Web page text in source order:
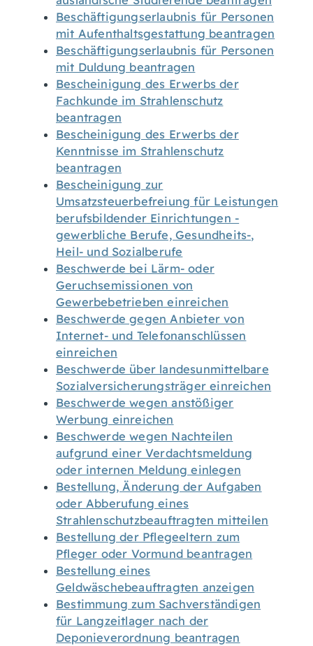
Beschäftigungserlaubnis für Personen
mit Aufenthaltsgestattung beantragen
Beschäftigungserlaubnis für Personen
mit Duldung beantragen
Bescheinigung des Erwerbs der
Fachkunde im Strahlenschutz
beantragen
Bescheinigung des Erwerbs der
Kenntnisse im Strahlenschutz
beantragen
Bescheinigung zur
Umsatzsteuerbefreiung für Leistungen
berufsbildender Einrichtungen -
gewerbliche Berufe, Gesundheits-,
Heil- und Sozialberufe
Beschwerde bei Lärm- oder
Geruchsemissionen von
Gewerbebetrieben einreichen
Beschwerde gegen Anbieter von
Internet- und Telefonanschlüssen
einreichen
Beschwerde über landesunmittelbare
Sozialversicherungsträger einreichen
Beschwerde wegen anstößiger
Werbung einreichen
Beschwerde wegen Nachteilen
aufgrund einer Verdachtsmeldung
oder internen Meldung einlegen
Bestellung, Änderung der Aufgaben
oder Abberufung eines
Strahlenschutzbeauftragten mitteilen
Bestellung der Pflegeeltern zum
Pfleger oder Vormund beantragen
Bestellung eines
Geldwäschebeauftragten anzeigen
Bestimmung zum Sachverständigen
für Langzeitlager nach der
Deponieverordnung beantragen